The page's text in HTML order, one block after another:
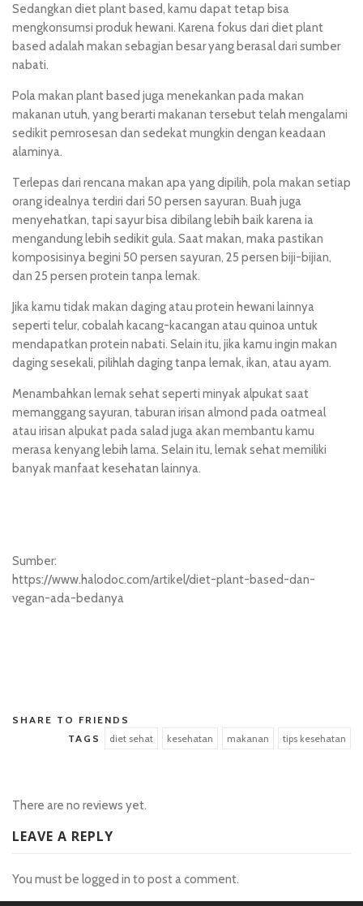
Sedangkan diet plant based, kamu dapat tetap bisa
mengkonsumsi produk hewani. Karenafokus dari dietplant
based adalah makan sebagian besar yang berasal dari sumber
nabati.
Pola makan plant based juga menekankan pada makan
makanan utuh, yang berarti makanan tersebut telah mengalami
sedikit pemrosesan dan sedekat mungkin dengan keadaan
alaminya.
Terlepas dari rencana makan apa yang dipilih, pola makan setiap
orang idealnya terdiri dari 50 persen sayuran. Buah juga
menyehatkan, tapi sayur bisa dibilang lebih baik karena ia
mengandung lebih sedikit gula. Saat makan, maka pastikan
komposisinya begini 50 persen sayuran, 25 persen biji-bijian,
dan 25 persen protein tanpa lemak.
Jika kamu tidak makan daging atau protein hewani lainnya
seperti telur, cobalah kacang-kacangan atau quinoa untuk
mendapatkan protein nabati. Selain itu, jika kamu ingin makan
daging sesekali, pilihlah daging tanpa lemak, ikan, atau ayam.
Menambahkan lemak sehat seperti minyak alpukat saat
memanggang sayuran, taburan irisan almond pada oatmeal
atau irisan alpukat pada salad juga akan membantu kamu
merasa kenyang lebih lama. Selain itu, lemak sehat memiliki
banyak manfaat kesehatan lainnya.
Sumber:
https://www.halodoc.com/artikel/diet-plant-based-dan-
vegan-ada-bedanya
SHARE TO FRIENDS
TAGS
diet sehat kesehatan makanan tips kesehatan
There are no reviews yet.
LEAVE A REPLY
You must be logged in to post a comment.